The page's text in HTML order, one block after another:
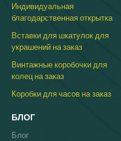
Индивидуальная
благодарственная открытка
Вставки для шкатулок для
украшений на заказ
Винтажные коробочки для
колец на заказ
Коробки для часов на заказ
БЛОГ
Блог